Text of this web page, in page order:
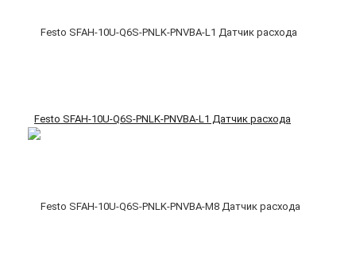
Festo SFAH-10U-Q6S-PNLK-PNVBA-L1 Датчик расхода